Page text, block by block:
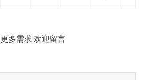
更多需求 欢迎留言